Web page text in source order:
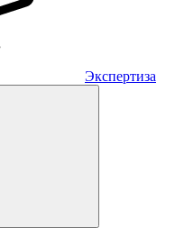
Экспертиза